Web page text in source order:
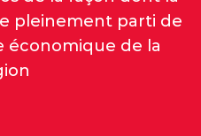
pleinement parti de
économique de la